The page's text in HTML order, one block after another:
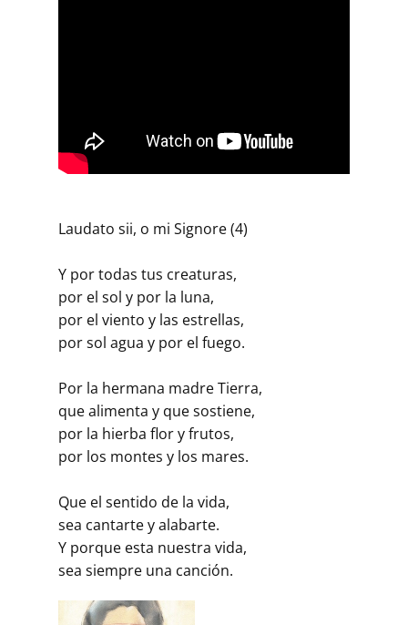
Laudato sii, o mi Signore (4)
Y por todas tus creaturas,
por el sol y por la luna,
por el viento y las estrellas,
por sol agua y por el fuego.
Por la hermana madre Tierra,
que alimenta y que sostiene,
por la hierba flor y frutos,
por los montes y los mares.
Que el sentido de la vida,
sea cantarte y alabarte.
Y porque esta nuestra vida,
sea siempre una canción.